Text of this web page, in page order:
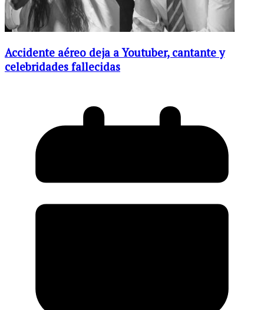
Accidente aéreo deja a Youtuber, cantante y
celebridades fallecidas